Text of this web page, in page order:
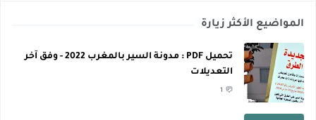
المواضيع الأكثر زيارة
تحميل PDF : مدونة السير بالمغرب 2022 - وفق آخر
التعديلات
1